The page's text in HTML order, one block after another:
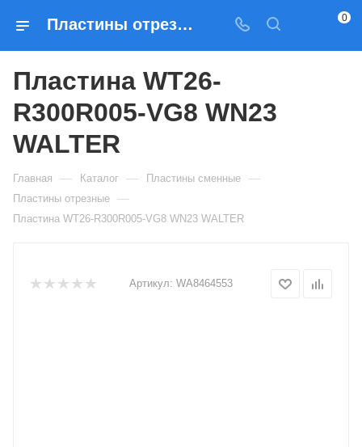
Пластины отрезные Пластина WT26-R300R005-VG8 WN23 WALTER — купить по выгодным ценам в Москве 0
Пластина WT26-
R300R005-VG8 WN23
WALTER
Главная — Каталог — Пластины сменные —
Пластины отрезные —
Пластина WT26-R300R005-VG8 WN23 WALTER
Артикул: WA8464553